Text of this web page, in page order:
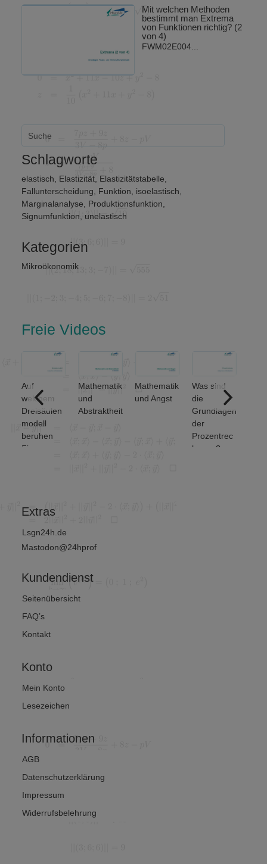
Mit welchen Methoden
bestimmt man Extrema
von Funktionen richtig? (2
von 4)
FWM02E004...
Schlagworte
elastisch Elastizität, Elastizitätstabelle
Fallunterscheidung
Funktion isoelastisch
Marginalanalyse
Produktionsfunktion
Signumfunktion
unelastisch
Kategorien
Mikroökonomik
Freie Videos
Auf
welchem
Dreisäulen
modell
beruhen
Finanz-
Mathematik
und
Abstraktheit
Mathematik
und Angst
Was sind
die
Grundlagen
der
Prozentrec
hnung?
Extras
Lsgn24h.de
Mastodon@24hprof
Kundendienst
Seitenübersicht
FAQ’s
Kontakt
Konto
Mein Konto
Lesezeichen
Informationen
AGB
Datenschutzerklärung
Impressum
Widerrufsbelehrung